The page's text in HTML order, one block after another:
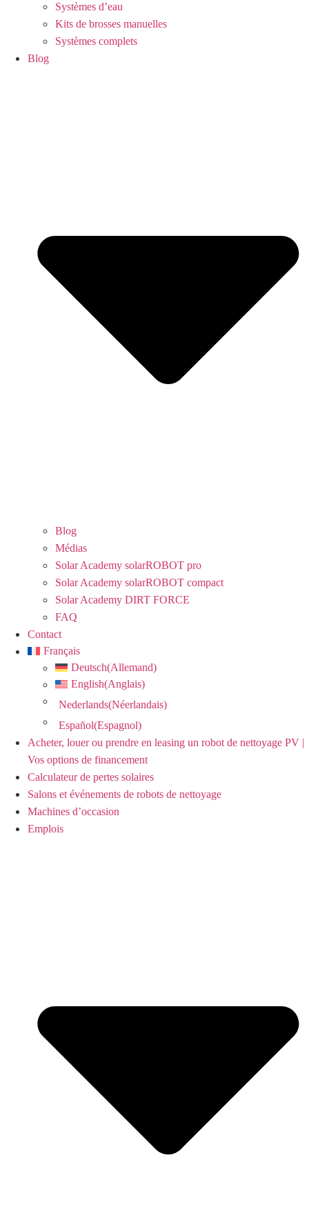
Systèmes d’eau
Kits de brosses manuelles
Systèmes complets
Blog
Blog
Médias
Solar Academy solarROBOT pro
Solar Academy solarROBOT compact
Solar Academy DIRT FORCE
FAQ
Contact
Français
Deutsch(Allemand)
English(Anglais)
Nederlands(Néerlandais)
Español(Espagnol)
Acheter, louer ou prendre en leasing un robot de nettoyage PV |
Vos options de financement
Calculateur de pertes solaires
Salons et événements de robots de nettoyage
Machines d’occasion
Emplois